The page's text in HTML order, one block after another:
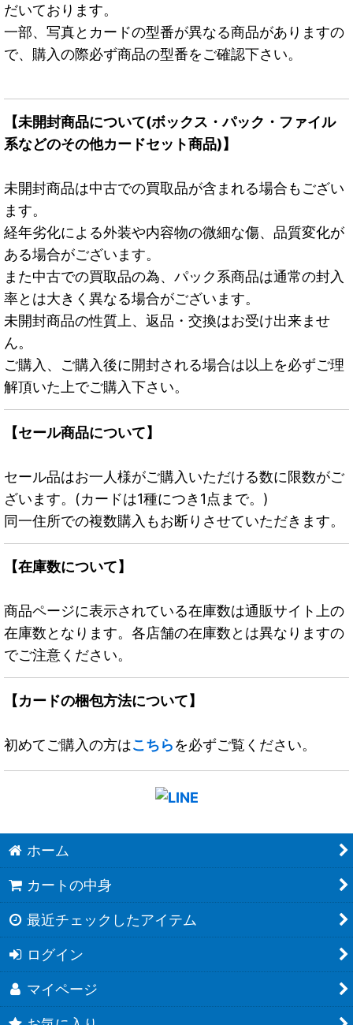
だいております。
一部、写真とカードの型番が異なる商品がありますの
で、購入の際必ず商品の型番をご確認下さい。
【未開封商品について(ボックス・パック・ファイル
系などのその他カードセット商品)】
未開封商品は中古での買取品が含まれる場合もござい
ます。
経年劣化による外装や内容物の微細な傷、品質変化が
ある場合がございます。
また中古での買取品の為、パック系商品は通常の封入
率とは大きく異なる場合がございます。
未開封商品の性質上、返品・交換はお受け出来ませ
ん。
ご購入、ご購入後に開封される場合は以上を必ずご理
解頂いた上でご購入下さい。
【セール商品について】
セール品はお一人様がご購入いただける数に限数がご
ざいます。(カードは1種につき1点まで。)
同一住所での複数購入もお断りさせていただきます。
【在庫数について】
商品ページに表示されている在庫数は通販サイト上の
在庫数となります。各店舗の在庫数とは異なりますの
でご注意ください。
【カードの梱包方法について】
初めてご購入の方はこちらを必ずご覧ください。
ホーム
カートの中身
最近チェックしたアイテム
ログイン
マイページ